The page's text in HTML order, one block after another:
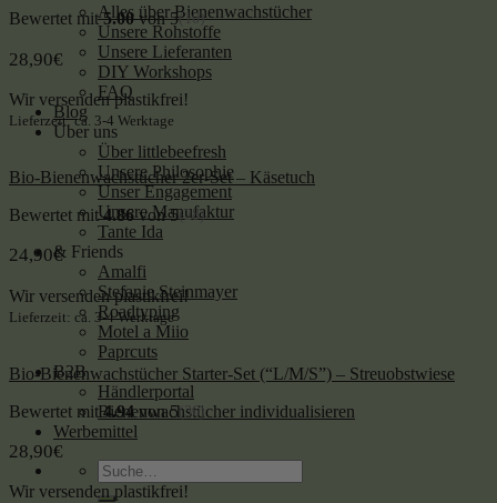
Alles über Bienenwachstücher
Unsere Rohstoffe
Unsere Lieferanten
DIY Workshops
FAQ
Blog
Über uns
Über littlebeefresh
Unsere Philosophie
Unser Engagement
Unsere Manufaktur
Tante Ida
& Friends
Amalfi
Stefanie Steinmayer
Roadtyping
Motel a Miio
Paprcuts
B2B
Händlerportal
Bienenwachstücher individualisieren
Werbemittel
Suche
nach:
Bewertet mit5.00von 5(10)
28,90€
Wir versenden plastikfrei!
Lieferzeit: ca. 3-4 Werktage
Bio-Bienenwachstücher 2er-Set – Käsetuch
Bewertet mit4.86von 5(28)
24,90€
Wir versenden plastikfrei!
Lieferzeit: ca. 3-4 Werktage
Bio-Bienenwachstücher Starter-Set (“L/M/S”) – Streuobstwiese
Bewertet mit4.94von 5(36)
28,90€
Wir versenden plastikfrei!